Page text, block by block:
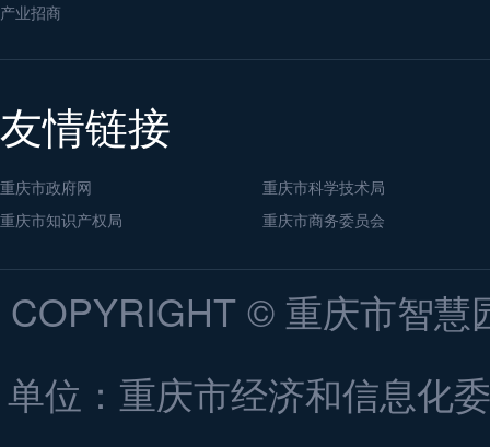
产业招商
友情链接
重庆市政府网
重庆市科学技术局
重庆市知识产权局
重庆市商务委员会
COPYRIGHT © 重庆市智慧
单位：重庆市经济和信息化